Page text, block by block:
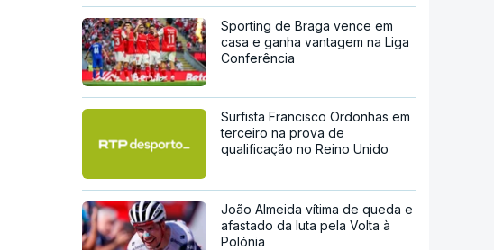
Sporting de Braga vence em
casa e ganha vantagem na Liga
Conferência
Surfista Francisco Ordonhas em
terceiro na prova de
qualificação no Reino Unido
João Almeida vítima de queda e
afastado da luta pela Volta à
Polónia